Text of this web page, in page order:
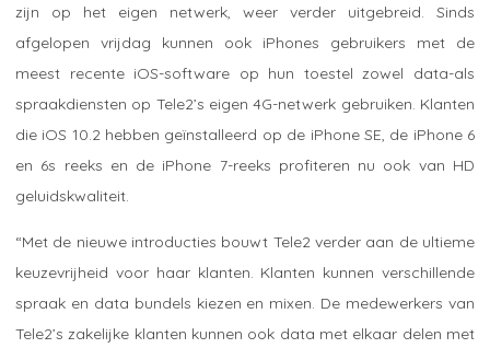
zijn op het eigen netwerk, weer verder uitgebreid. Sinds
afgelopen vrijdag kunnen ook iPhones gebruikers met de
meest recente iOS-software op hun toestel zowel data-als
spraakdiensten op Tele2’s eigen 4G-netwerk gebruiken. Klanten
die iOS 10.2 hebben geïnstalleerd op de iPhone SE, de iPhone 6
en 6s reeks en de iPhone 7-reeks profiteren nu ook van HD
geluidskwaliteit.
“Met de nieuwe introducties bouwt Tele2 verder aan de ultieme
keuzevrijheid voor haar klanten. Klanten kunnen verschillende
spraak en data bundels kiezen en mixen. De medewerkers van
Tele2’s zakelijke klanten kunnen ook data met elkaar delen met